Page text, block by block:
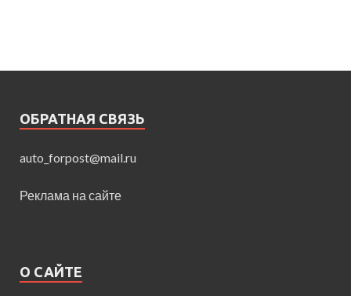
ОБРАТНАЯ СВЯЗЬ
auto_forpost@mail.ru
Реклама на сайте
О САЙТЕ